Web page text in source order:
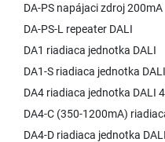
DA-PS napájaci zdroj 200mA
DA-PS-L repeater DALI
DA1 riadiaca jednotka DALI
DA1-S riadiaca jednotka DALI
DA4 riadiaca jednotka DALI
DA4-C (350-1200mA)
DA4-D riadiaca jednotka